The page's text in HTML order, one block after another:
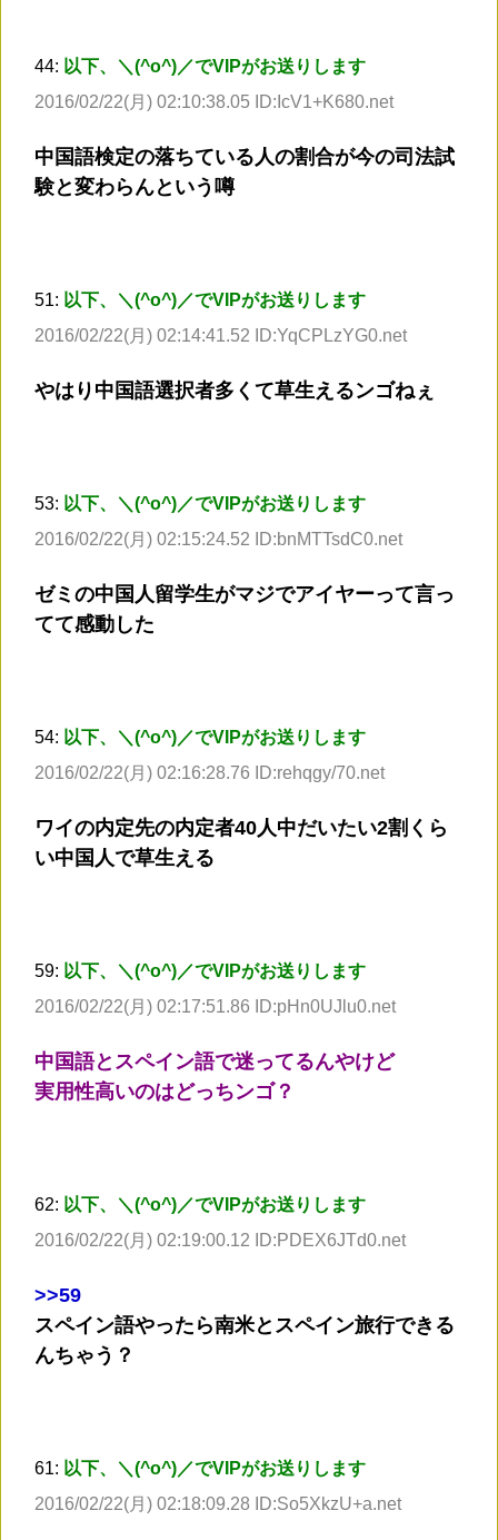
44: 以下、＼(^o^)／でVIPがお送りします
2016/02/22(月) 02:10:38.05 ID:IcV1+K680.net
中国語検定の落ちている人の割合が今の司法試
験と変わらんという噂
51: 以下、＼(^o^)／でVIPがお送りします
2016/02/22(月) 02:14:41.52 ID:YqCPLzYG0.net
やはり中国語選択者多くて草生えるンゴねぇ
53: 以下、＼(^o^)／でVIPがお送りします
2016/02/22(月) 02:15:24.52 ID:bnMTTsdC0.net
ゼミの中国人留学生がマジでアイヤーって言っ
てて感動した
54: 以下、＼(^o^)／でVIPがお送りします
2016/02/22(月) 02:16:28.76 ID:rehqgy/70.net
ワイの内定先の内定者40人中だいたい2割くら
い中国人で草生える
59: 以下、＼(^o^)／でVIPがお送りします
2016/02/22(月) 02:17:51.86 ID:pHn0UJlu0.net
中国語とスペイン語で迷ってるんやけど
実用性高いのはどっちンゴ？
62: 以下、＼(^o^)／でVIPがお送りします
2016/02/22(月) 02:19:00.12 ID:PDEX6JTd0.net
>>59
スペイン語やったら南米とスペイン旅行できる
んちゃう？
61: 以下、＼(^o^)／でVIPがお送りします
2016/02/22(月) 02:18:09.28 ID:So5XkzU+a.net